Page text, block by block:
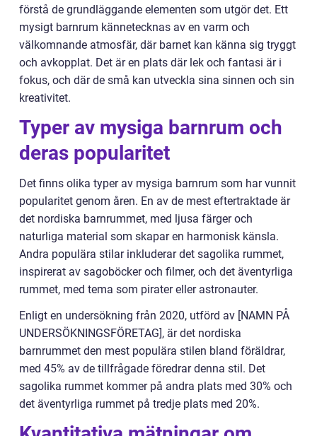
förstå de grundläggande elementen som utgör det. Ett
mysigt barnrum kännetecknas av en varm och
välkomnande atmosfär, där barnet kan känna sig tryggt
och avkopplat. Det är en plats där lek och fantasi är i
fokus, och där de små kan utveckla sina sinnen och sin
kreativitet.
Typer av mysiga barnrum och
deras popularitet
Det finns olika typer av mysiga barnrum som har vunnit
popularitet genom åren. En av de mest eftertraktade är
det nordiska barnrummet, med ljusa färger och
naturliga material som skapar en harmonisk känsla.
Andra populära stilar inkluderar det sagolika rummet,
inspirerat av sagoböcker och filmer, och det äventyrliga
rummet, med tema som pirater eller astronauter.
Enligt en undersökning från 2020, utförd av [NAMN PÅ
UNDERSÖKNINGSFÖRETAG], är det nordiska
barnrummet den mest populära stilen bland föräldrar,
med 45% av de tillfrågade föredrar denna stil. Det
sagolika rummet kommer på andra plats med 30% och
det äventyrliga rummet på tredje plats med 20%.